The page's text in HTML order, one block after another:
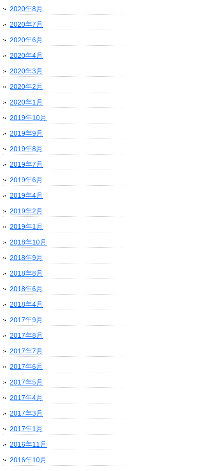
2020年8月
2020年7月
2020年6月
2020年4月
2020年3月
2020年2月
2020年1月
2019年10月
2019年9月
2019年8月
2019年7月
2019年6月
2019年4月
2019年2月
2019年1月
2018年10月
2018年9月
2018年8月
2018年6月
2018年4月
2017年9月
2017年8月
2017年7月
2017年6月
2017年5月
2017年4月
2017年3月
2017年1月
2016年11月
2016年10月